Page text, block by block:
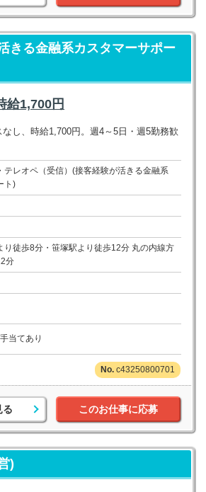
きる金融系カスタマーサポー
給1,700円
し、時給1,700円。週4～5日・週5勤務歓
テレオペ（受信）(接客経験が活きる金融系
ト)
り徒歩8分・笹塚駅より徒歩12分 丸の内線方
分
当てあり
c43250800701
る このお仕事に応募
)